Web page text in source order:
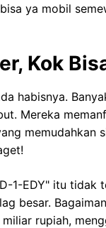
ya mobil
Kok
habisnya.
Mereka
memudahkan
1-EDY" itu tidak
besar.
rupiah,